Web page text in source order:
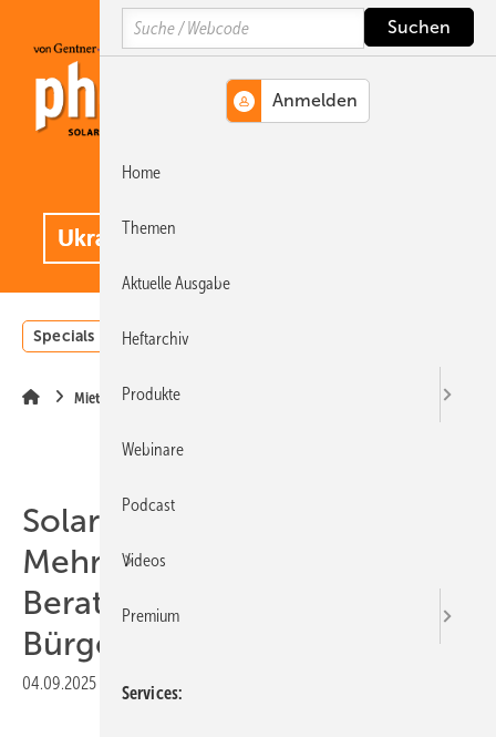
Hauptinhalt
Hauptmenü
SiteSearch
Specials Einstrahlungsatlas
Mieterstrom
Solaranlagen auf
Mehrfamilienhäusern:
Beratungsangebot für
Bürgerenergiegemeinschaften
04.09.2025 Druckvorschau
Search
Home
Themen
Aktuelle Ausgabe
Heftarchiv
Produkte
Webinare
Podcast
Videos
Premium
Services